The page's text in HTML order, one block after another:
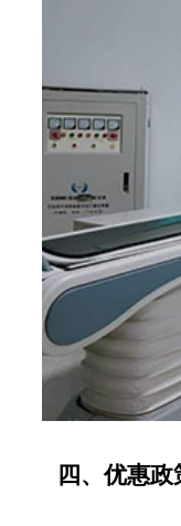
四、优惠政